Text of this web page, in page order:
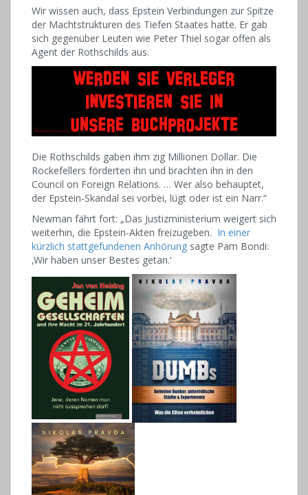
Wir wissen auch, dass Epstein Verbindungen zur Spitze
der Machtstrukturen des Tiefen Staates hatte. Er gab
sich gegenüber Leuten wie Peter Thiel sogar offen als
Agent der Rothschilds aus.
Die Rothschilds gaben ihm zig Millionen Dollar. Die
Rockefellers förderten ihn und brachten ihn in den
Council on Foreign Relations. … Wer also behauptet,
der Epstein-Skandal sei vorbei, lügt oder ist ein Narr.“
Newman fährt fort: „Das Justizministerium weigert sich
weiterhin, die Epstein-Akten freizugeben. In einer
kürzlich stattgefundenen Anhörung sagte Pam Bondi:
‚Wir haben unser Bestes getan.‘